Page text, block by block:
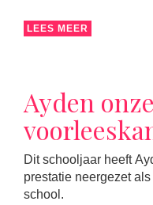
LEES MEER
Ayden onze
Dit schooljaar heeft
prestatie neergezet
school.